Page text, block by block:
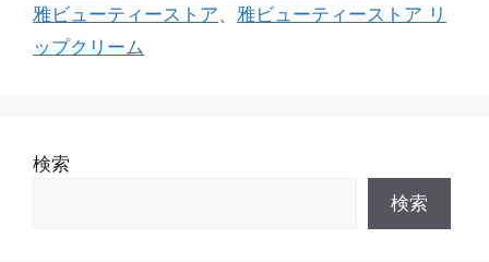
雅ビューティーストア、 雅ビューティーストア リ
ップクリーム
検索
検索